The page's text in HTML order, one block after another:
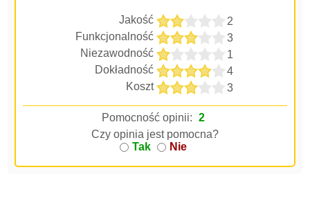
Jakość
2
Funkcjonalność
3
Niezawodność
1
Dokładność
4
Koszt
3
Pomocność opinii: 2
Czy opinia jest pomocna?
Tak
Nie